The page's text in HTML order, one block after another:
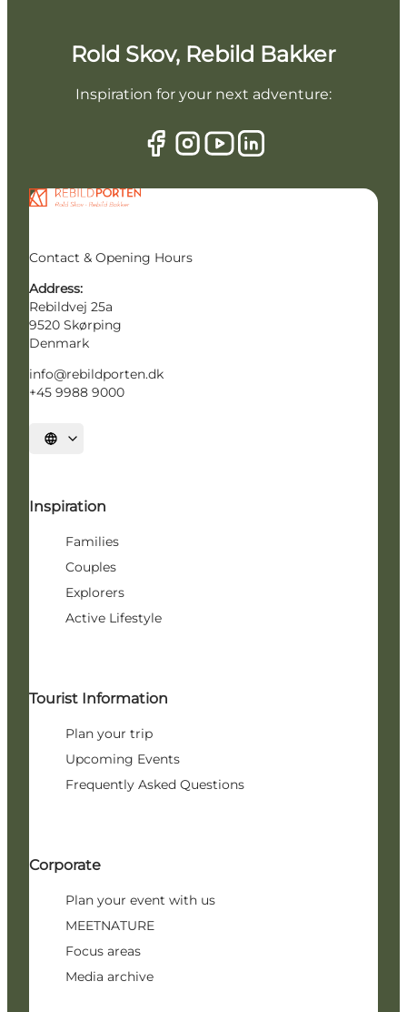
Rold Skov, Rebild Bakker
Inspiration for your next adventure:
Contact & Opening Hours
Address:
Rebildvej 25a
9520 Skørping
Denmark
info@rebildporten.dk
+45 9988 9000
Select language
Inspiration
Families
Couples
Explorers
Active Lifestyle
Tourist Information
Plan your trip
Upcoming Events
Frequently Asked Questions
Corporate
Plan your event with us
MEETNATURE
Focus areas
Media archive